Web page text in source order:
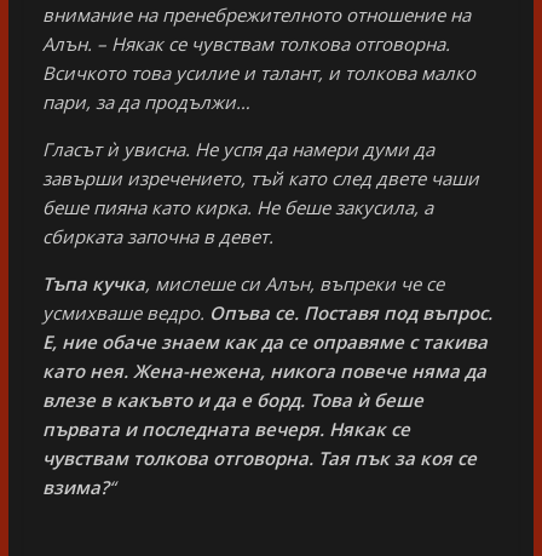
внимание на пренебрежителното отношение на
Алън. – Някак се чувствам толкова отговорна.
Всичкото това усилие и талант, и толкова малко
пари, за да продължи…
Гласът ѝ увисна. Не успя да намери думи да
завърши изречението, тъй като след двете чаши
беше пияна като кирка. Не беше закусила, а
сбирката започна в девет.
Тъпа кучка, мислеше си Алън, въпреки че се
усмихваше ведро. Опъва се. Поставя под въпрос.
Е, ние обаче знаем как да се оправяме с такива
като нея. Жена-нежена, никога повече няма да
влезе в какъвто и да е борд. Това ѝ беше
първата и последната вечеря. Някак се
чувствам толкова отговорна. Тая пък за коя се
взима?“